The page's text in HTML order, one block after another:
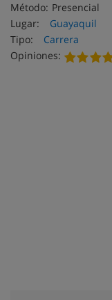
Método: Presencial
Lugar:
Guayaquil
Tipo:
Carrera
Opiniones: